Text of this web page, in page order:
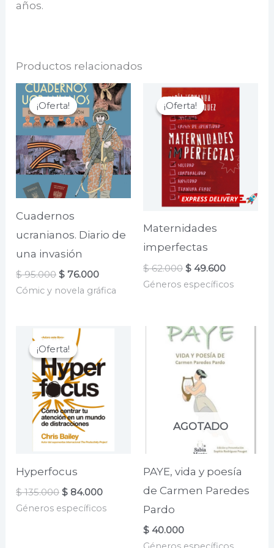
años.
Productos relacionados
¡Oferta!
¡Oferta!
Cuadernos
ucranianos. Diario de
una invasión
$95.000 El
precio
original
$ 76.000El
precio
actual
Cómic y novela gráfica
¡Oferta!
¡Oferta!
Maternidades
imperfectas
$62.000 El
precio
original
$ 49.600El
actual
Géneros específicos
¡Oferta!
¡Oferta!
Hyperfocus
$135.000 El
precio
original
$ 84.000El
actual
Géneros específicos
AGOTADO
PAYE, vida y poesía
de Carmen Paredes
Pardo
$ 40.000